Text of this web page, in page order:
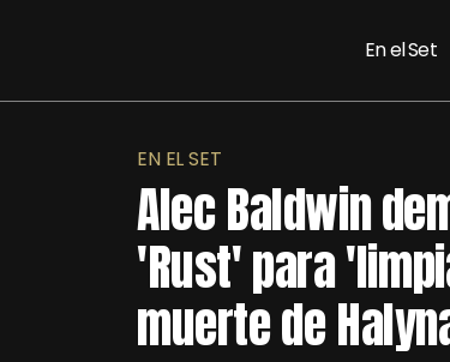
En el Set
EN EL SET
Alec Baldwin
'Rust' para
muerte de